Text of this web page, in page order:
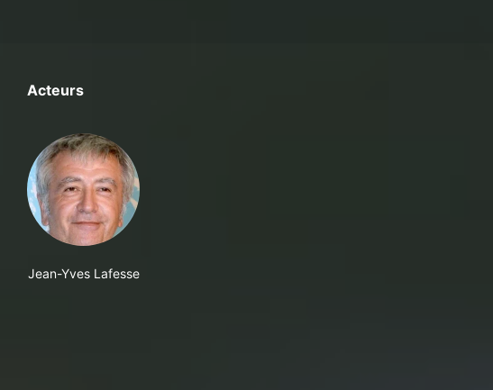
Acteurs
Jean-Yves Lafesse